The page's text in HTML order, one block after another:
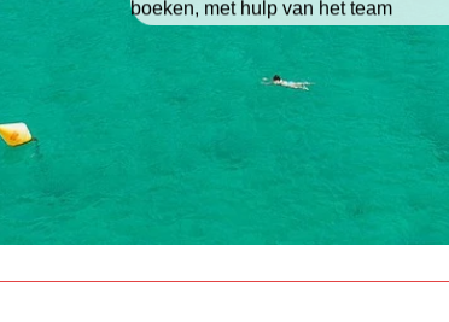
boeken, met hulp van het team